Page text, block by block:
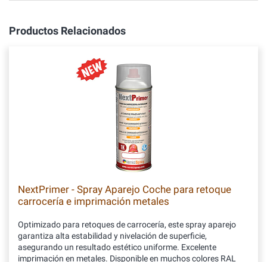
Productos Relacionados
NextPrimer - Spray Aparejo Coche para retoque
carrocería e imprimación metales
Optimizado para retoques de carrocería, este spray aparejo
garantiza alta estabilidad y nivelación de superficie,
asegurando un resultado estético uniforme. Excelente
imprimación en metales. Disponible en muchos colores RAL